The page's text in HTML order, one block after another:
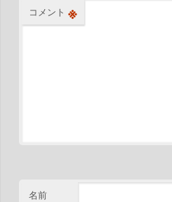
コメント ※
名前